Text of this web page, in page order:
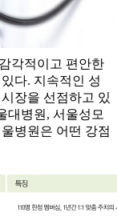
각적이고 편안한
다. 지속적인 성
장을 선점하고 있
대병원, 서울성모
병원은 어떤 강점